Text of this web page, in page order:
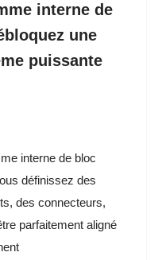
interne de
une
puissante
interne de bloc
définissez des
des connecteurs,
parfaitement aligné